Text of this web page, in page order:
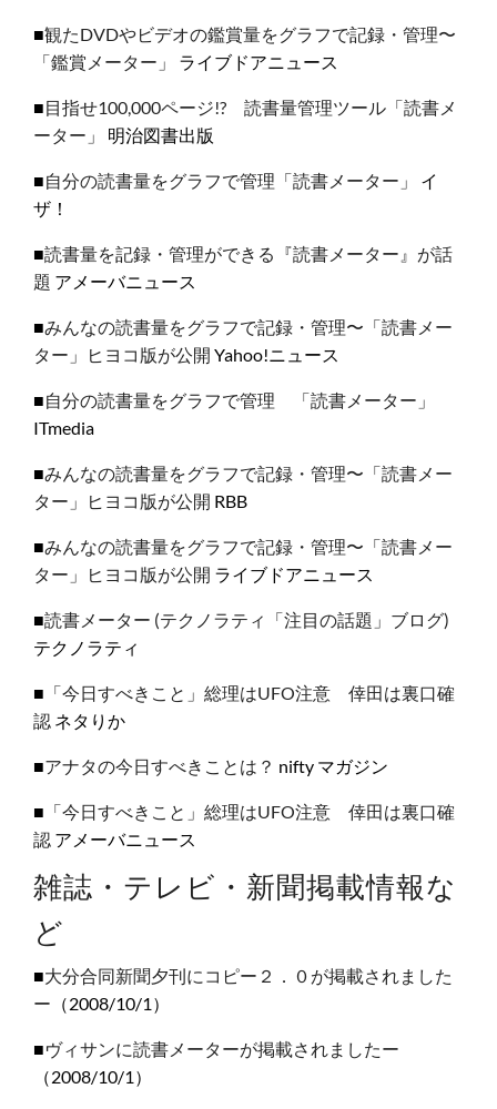
■観たDVDやビデオの鑑賞量をグラフで記録・管理〜
「鑑賞メーター」
ライブドアニュース
■目指せ100,000ページ!? 読書量管理ツール「読書メ
ーター」
明治図書出版
■自分の読書量をグラフで管理「読書メーター」
イ
ザ！
■読書量を記録・管理ができる『読書メーター』が話
題 アメーバニュース
■みんなの読書量をグラフで記録・管理〜「読書メー
ター」ヒヨコ版が公開 Yahoo!ニュース
■自分の読書量をグラフで管理 「読書メーター」
ITmedia
■みんなの読書量をグラフで記録・管理〜「読書メー
ター」ヒヨコ版が公開 RBB
■みんなの読書量をグラフで記録・管理〜「読書メー
ター」ヒヨコ版が公開 ライブドアニュース
■読書メーター (テクノラティ「注目の話題」ブログ)
テクノラティ
■ 「今日すべきこと」総理はUFO注意 倖田は裏口確
認 ネタりか
■アナタの今日すべきことは？ nifty マガジン
■ 「今日すべきこと」総理はUFO注意 倖田は裏口確
認 アメーバニュース
雑誌・テレビ・新聞掲載情報な
ど
■大分合同新聞夕刊にコピー２．０が掲載されました
ー （2008/10/1）
■ヴィサンに読書メーターが掲載されましたー
（2008/10/1）